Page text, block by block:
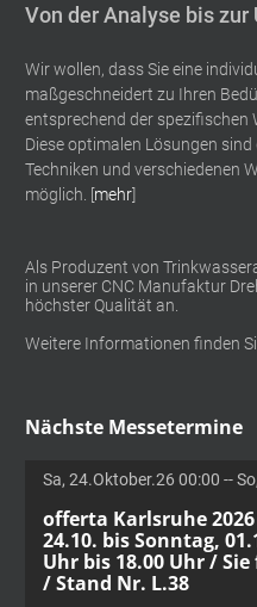
Von der Analyse bis zur
Wir wollen, dass Sie eine
maßgeschneidert zu Ihren
entsprechend der spezifischen
Diese optimalen Lösungen
Techniken und verschiedenen
möglich. [mehr]
Als Produzent von
in unserer CNC Manufaktur
höchster Qualität an.
Weitere Informationen finden
Nächste Messetermine
Sa, 24.Oktober.26 00:00 --
offerta Karlsruhe
24.10. bis Sonntag,
Uhr bis 18.00 Uhr /
/ Stand Nr. L.38